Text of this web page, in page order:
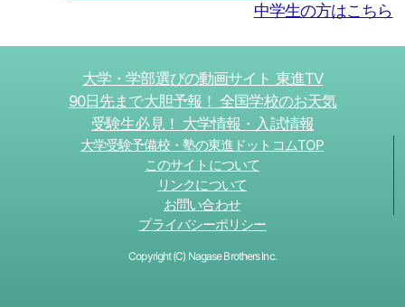
中学生の方はこちら
大学・学部選びの動画サイト 東進TV
90日先まで大胆予報！ 全国学校のお天気
受験生必見！ 大学情報・入試情報
大学受験予備校・塾の東進ドットコムTOP
このサイトについて
リンクについて
お問い合わせ
プライバシーポリシー
Copyright (C) Nagase Brothers Inc.